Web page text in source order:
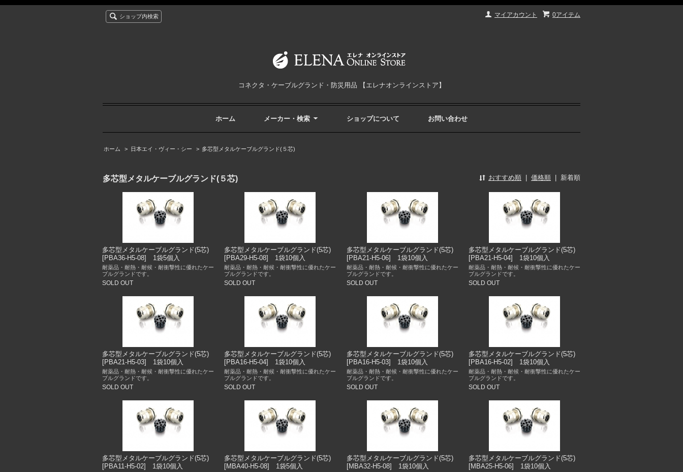
0アイテム
マイアカウント
ショップ内検索
コネクタ・ケーブルグランド・防災用品 【エレナオンラインストア】
ホーム メーカー・検索 ショップについて お問い合わせ
ホーム > 日本エイ・ヴィー・シー > 多芯型メタルケーブルグランド(５芯)
多芯型メタルケーブルグランド(５芯) おすすめ順 | 価格順 | 新着順
多芯型メタルケーブルグランド(5芯)
[PBA36-H5-08] 1袋5個入
耐薬品・耐熱・耐候・耐衝撃性に優れたケー
ブルグランドです。
SOLD OUT
多芯型メタルケーブルグランド(5芯)
[PBA29-H5-08] 1袋10個入
耐薬品・耐熱・耐候・耐衝撃性に優れたケー
ブルグランドです。
SOLD OUT
多芯型メタルケーブルグランド(5芯)
[PBA21-H5-06] 1袋10個入
耐薬品・耐熱・耐候・耐衝撃性に優れたケー
ブルグランドです。
SOLD OUT
多芯型メタルケーブルグランド(5芯)
[PBA21-H5-04] 1袋10個入
耐薬品・耐熱・耐候・耐衝撃性に優れたケー
ブルグランドです。
SOLD OUT
多芯型メタルケーブルグランド(5芯)
[PBA21-H5-03] 1袋10個入
耐薬品・耐熱・耐候・耐衝撃性に優れたケー
ブルグランドです。
SOLD OUT
多芯型メタルケーブルグランド(5芯)
[PBA16-H5-04] 1袋10個入
耐薬品・耐熱・耐候・耐衝撃性に優れたケー
ブルグランドです。
SOLD OUT
多芯型メタルケーブルグランド(5芯)
[PBA16-H5-03] 1袋10個入
耐薬品・耐熱・耐候・耐衝撃性に優れたケー
ブルグランドです。
SOLD OUT
多芯型メタルケーブルグランド(5芯)
[PBA16-H5-02] 1袋10個入
耐薬品・耐熱・耐候・耐衝撃性に優れたケー
ブルグランドです。
SOLD OUT
多芯型メタルケーブルグランド(5芯)
[PBA11-H5-02] 1袋10個入
多芯型メタルケーブルグランド(5芯)
[MBA40-H5-08] 1袋5個入
多芯型メタルケーブルグランド(5芯)
[MBA32-H5-08] 1袋10個入
多芯型メタルケーブルグランド(5芯)
[MBA25-H5-06] 1袋10個入